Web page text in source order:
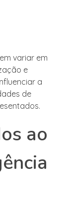
variar em
e
a
de
ao